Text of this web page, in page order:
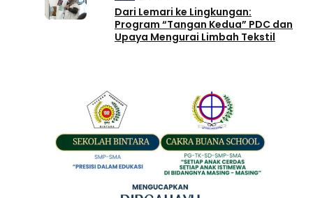
Dari Lemari ke Lingkungan:
Program “Tangan Kedua” PDC dan
Upaya Mengurai Limbah Tekstil